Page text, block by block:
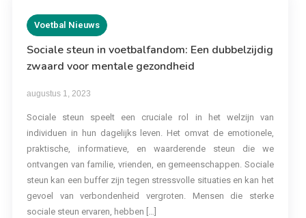
Voetbal Nieuws
Sociale steun in voetbalfandom: Een dubbelzijdig
zwaard voor mentale gezondheid
augustus 1, 2023
Sociale steun speelt een cruciale rol in het welzijn van
individuen in hun dagelijks leven. Het omvat de emotionele,
praktische, informatieve, en waarderende steun die we
ontvangen van familie, vrienden, en gemeenschappen. Sociale
steun kan een buffer zijn tegen stressvolle situaties en kan het
gevoel van verbondenheid vergroten. Mensen die sterke
sociale steun ervaren, hebben […]